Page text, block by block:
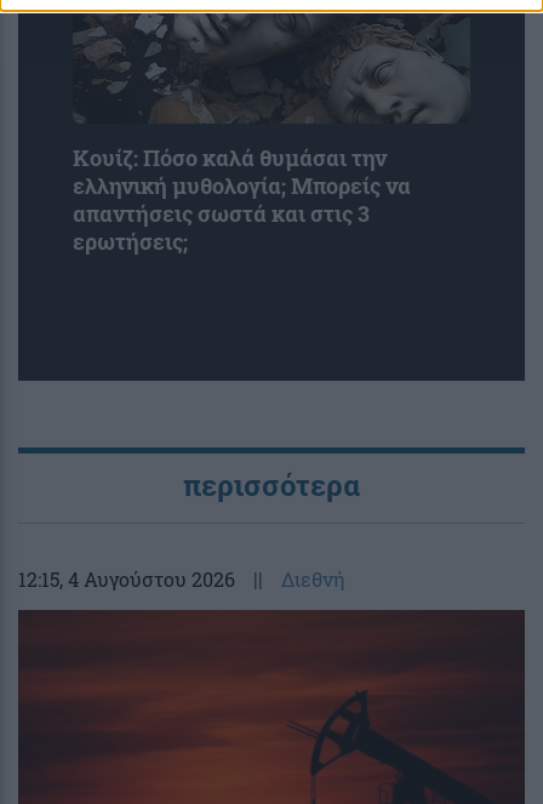
Κουίζ: Πόσο καλά θυμάσαι την
ελληνική μυθολογία; Μπορείς να
απαντήσεις σωστά και στις 3
ερωτήσεις;
περισσότερα
12:15, 4 Αυγούστου 2026 || Διεθνή